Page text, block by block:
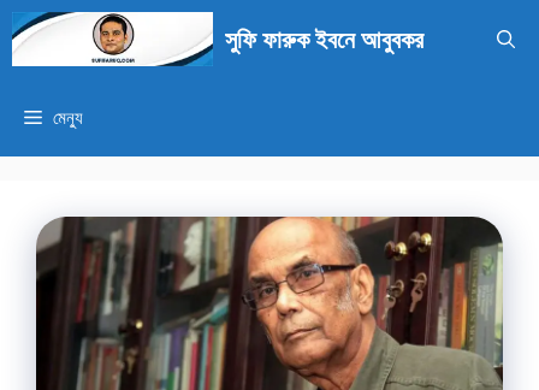
এড়িেয়
লেখায়
যান
সুফি ফারুক ইবনে আবুবকর
মেন্যু